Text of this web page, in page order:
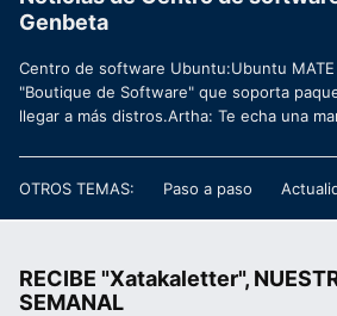
Genbeta
Centro de software Ubuntu:Ubuntu
"Boutique de Software" que soporta
llegar a más distros.Artha: Te echa una
OTROS TEMAS: Paso a paso
RECIBE "Xatakaletter",
SEMANAL